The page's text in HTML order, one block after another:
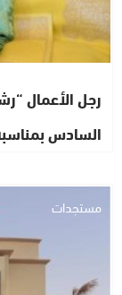
رجل الأعمال
السادس
مستجدات